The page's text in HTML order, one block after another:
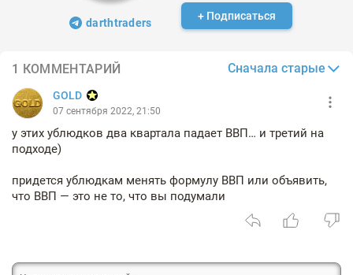
darthtraders
+ Подписаться
1 КОММЕНТАРИЙ Сначала старые
GOLD
07 сентября 2022, 21:50
у этих ублюдков два квартала падает ВВП… и третий на
подходе)
придется ублюдкам менять формулу ВВП или объявить,
что ВВП — это не то, что вы подумали